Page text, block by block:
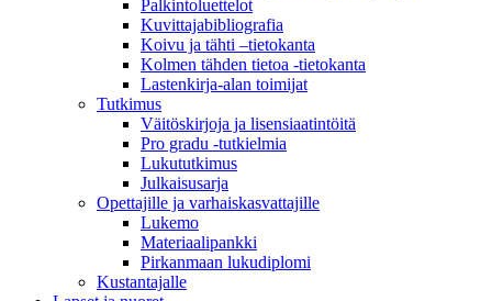
Palkintoluettelot
Kuvittaja­bibliografia
Koivu ja tähti –tietokanta
Kolmen tähden tietoa -tietokanta
Lastenkirja-alan toimijat
Tutkimus
Väitöskirjoja ja lisensiaatintöitä
Pro gradu -tutkielmia
Lukututkimus
Julkaisusarja
Opettajille ja varhaiskasvattajille
Lukemo
Materiaalipankki
Pirkanmaan lukudiplomi
Kustantajalle